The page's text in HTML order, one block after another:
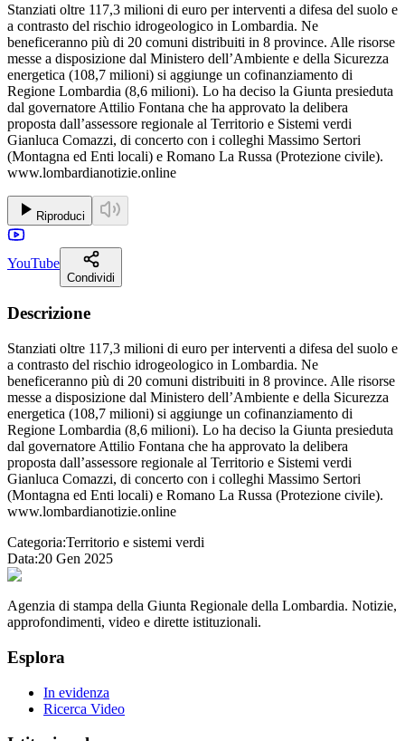
Stanziati oltre 117,3 milioni di euro per interventi a difesa del suolo e
a contrasto del rischio idrogeologico in Lombardia. Ne
beneficeranno più di 20 comuni distribuiti in 8 province. Alle risorse
messe a disposizione dal Ministero dell’Ambiente e della Sicurezza
energetica (108,7 milioni) si aggiunge un cofinanziamento di
Regione Lombardia (8,6 milioni). Lo ha deciso la Giunta presieduta
dal governatore Attilio Fontana che ha approvato la delibera
proposta dall’assessore regionale al Territorio e Sistemi verdi
Gianluca Comazzi, di concerto con i colleghi Massimo Sertori
(Montagna ed Enti locali) e Romano La Russa (Protezione civile).
www.lombardianotizie.online
Riproduci
YouTube
Condividi
Descrizione
Stanziati oltre 117,3 milioni di euro per interventi a difesa del suolo e
a contrasto del rischio idrogeologico in Lombardia. Ne
beneficeranno più di 20 comuni distribuiti in 8 province. Alle risorse
messe a disposizione dal Ministero dell’Ambiente e della Sicurezza
energetica (108,7 milioni) si aggiunge un cofinanziamento di
Regione Lombardia (8,6 milioni). Lo ha deciso la Giunta presieduta
dal governatore Attilio Fontana che ha approvato la delibera
proposta dall’assessore regionale al Territorio e Sistemi verdi
Gianluca Comazzi, di concerto con i colleghi Massimo Sertori
(Montagna ed Enti locali) e Romano La Russa (Protezione civile).
www.lombardianotizie.online
Categoria:Territorio e sistemi verdi
Data:20 Gen 2025
Agenzia di stampa della Giunta Regionale della Lombardia. Notizie,
approfondimenti, video e dirette istituzionali.
Esplora
In evidenza
Ricerca Video